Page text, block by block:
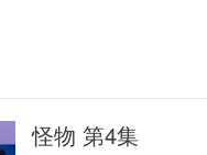
怪物 第4集